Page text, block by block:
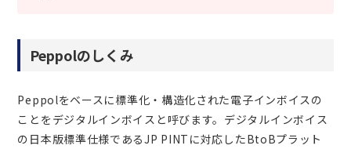
Peppolのしくみ
Peppolをベースに標準化・構造化された電子インボイスの
ことをデジタルインボイスと呼びます。デジタルインボイス
の日本版標準仕様であるJP PINTに対応したBtoBプラット